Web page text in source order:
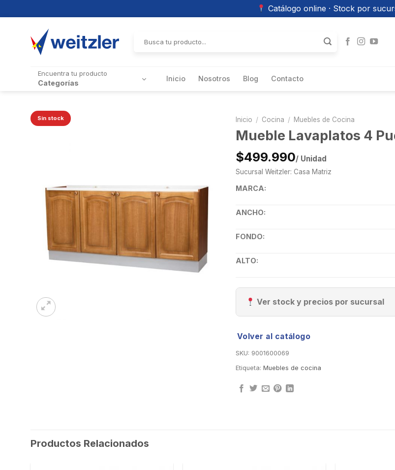
Catálogo online · Stock por
por:
Encuentra tu producto
Categorías Inicio Nosotros Blog Contacto
Sin stock Inicio / Cocina / Muebles de Cocina
Mueble Lavaplatos 4
$499.990/ Unidad
Sucursal Weitzler: Casa Matriz
MARCA:
ANCHO:
FONDO:
ALTO:
Ver stock y precios por sucursal
Volver al catálogo
SKU: 9001600069
Etiqueta: Muebles de cocina
Productos Relacionados